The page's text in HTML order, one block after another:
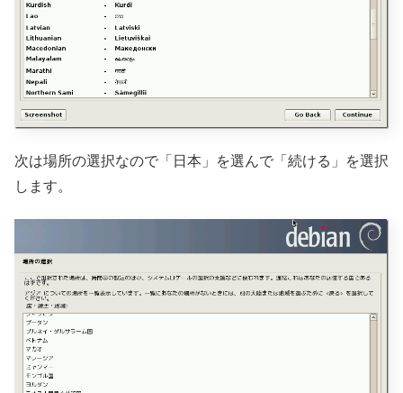
次は場所の選択なので「日本」を選んで「続ける」を選択
します。